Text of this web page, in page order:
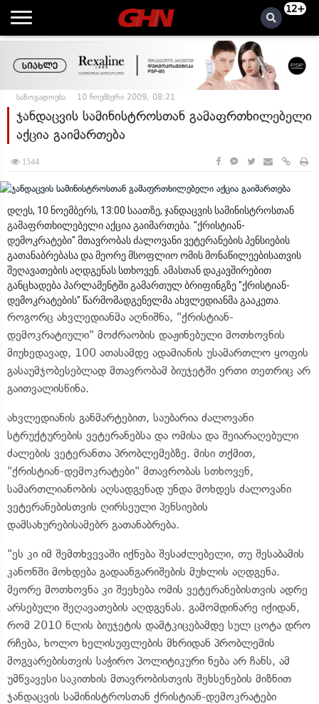
12+
საზოგადოება 10 ნოემბერი 2009, 08:21
ჯანდაცვის სამინისტროსთან გამაფრთხილებელი
აქცია გაიმართება
1544
დღეს, 10 ნოემბერს, 13:00 საათზე, ჯანდაცვის სამინისტროსთან
გამაფრთხილებელი აქცია გაიმართება. "ქრისტიან-
დემოკრატები" მთავრობას ძალოვანი ვეტერანების პენსიების
გათანაბრებასა და მეორე მსოფლიო ომის მონაწილეებისათვის
შეღავათების აღდგენას სთხოვენ. ამასთან დაკავშირებით
განცხადება პარლამენტში გამართულ ბრიფინგზე "ქრისტიან-
დემოკრატების" წარმომადგენელმა ახვლედიანმა გააკეთა.
როგორც ახვლედიანმა აღნიშნა, "ქრისტიან-
დემოკრატიული" მოძრაობის დაჟინებული მოთხოვნის
მიუხედავად, 100 ათასამდე ადამიანის უსამართლო ყოფის
გასაუმჯობესებლად მთავრობამ ბიუჯეტში ერთი თეთრიც არ
გაითვალისწინა.
ახვლედიანის განმარტებით, საუბარია ძალოვანი
სტრუქტურების ვეტერანებსა და ომისა და შეიარაღებული
ძალების ვეტერანთა პრობლემებზე. მისი თქმით,
"ქრისტიან-დემოკრატები" მთავრობას სთხოვენ,
სამართლიანობის აღსადგენად უნდა მოხდეს ძალოვანი
ვეტერანებისთვის ღირსეული პენსიების
დამსახურებისამებრ გათანაბრება.
"ეს კი იმ შემთხვევაში იქნება შესაძლებელი, თუ შესაბამის
კანონში მოხდება გადაანგარიშების მუხლის აღდგენა.
მეორე მოთხოვნა კი შეეხება ომის ვეტერანებისთვის ადრე
არსებული შეღავათების აღდგენას. გამომდინარე იქიდან,
რომ 2010 წლის ბიუჯეტის დამტკიცებამდე სულ ცოტა დრო
რჩება, ხოლო ხელისუფლების მხრიდან პრობლემის
მოგვარებისთვის საჭირო პოლიტიკური ნება არ ჩანს, ამ
უმწვავესი საკითხის მთავრობისთვის შეხსენების მიზნით
ჯანდაცვის სამინისტროსთან ქრისტიან-დემოკრატები